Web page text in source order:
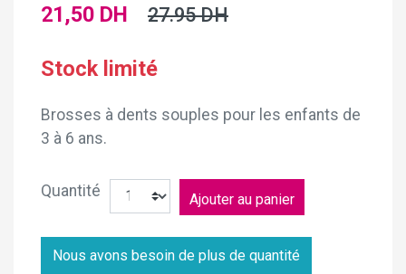
21,50 DH 27.95 DH
Stock limité
Brosses à dents souples pour les enfants de
3 à 6 ans.
Quantité
Nous avons besoin de plus de quantité